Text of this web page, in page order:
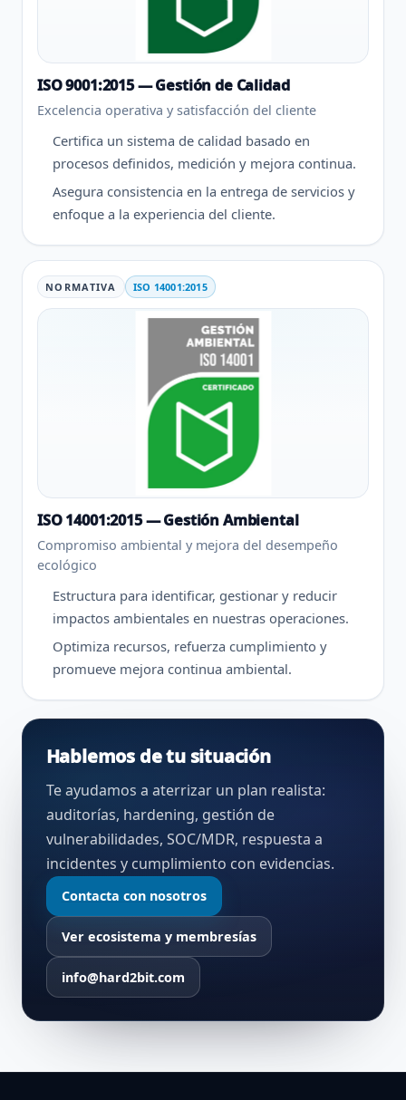
ISO 9001:2015 — Gestión de Calidad
Excelencia operativa y satisfacción del cliente
Certifica un sistema de calidad basado en
procesos definidos, medición y mejora continua.
Asegura consistencia en la entrega de servicios y
enfoque a la experiencia del cliente.
NORMATIVA ISO 14001:2015
ISO 14001:2015 — Gestión Ambiental
Compromiso ambiental y mejora del desempeño
ecológico
Estructura para identificar, gestionar y reducir
impactos ambientales en nuestras operaciones.
Optimiza recursos, refuerza cumplimiento y
promueve mejora continua ambiental.
Hablemos de tu situación
Te ayudamos a aterrizar un plan realista:
auditorías, hardening, gestión de
vulnerabilidades, SOC/MDR, respuesta a
incidentes y cumplimiento con evidencias.
Contacta con nosotros
Ver ecosistema y membresías
info@hard2bit.com